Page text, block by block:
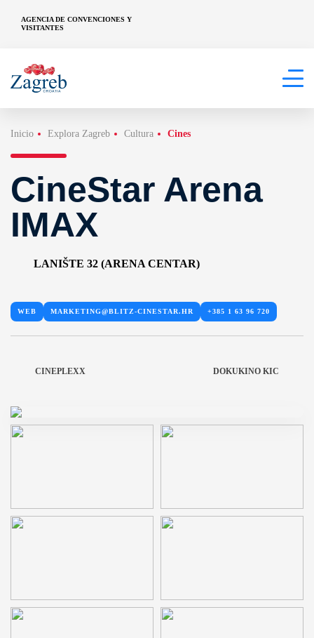
AGENCIA DE CONVENCIONES Y
VISITANTES
Inicio Explora Zagreb Cultura Cines
CineStar Arena
IMAX
LANIŠTE 32 (ARENA CENTAR)
WEB MARKETING@BLITZ-CINESTAR.HR +385 1 63 96 720
CINEPLEXX DOKUKINO KIC